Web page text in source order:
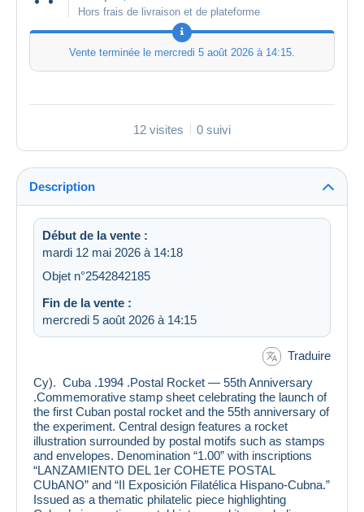
Hors frais de livraison et de plateforme
Vente terminée le mercredi 5 août 2026 à 14:15
12 visites 0 suivi
Description
Début de la vente :
mardi 12 mai 2026 à 14:18
Objet n°2542842185
Fin de la vente :
mercredi 5 août 2026 à 14:15
Traduire
Cy). Cuba .1994 .Postal Rocket — 55th Anniversary
.Commemorative stamp sheet celebrating the launch of
the first Cuban postal rocket and the 55th anniversary of
the experiment. Central design features a rocket
illustration surrounded by postal motifs such as stamps
and envelopes. Denomination “1.00” with inscriptions
“LANZAMIENTO DEL 1er COHETE POSTAL
CUbANO” and “II Exposición Filatélica Hispano-Cubna.”
Issued as a thematic philatelic piece highlighting